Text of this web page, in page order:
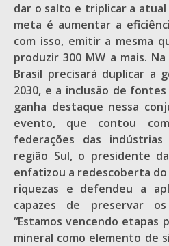
dar o salto e triplicar a atual
meta é aumentar a
com isso, emitir a mesma
produzir 300 MW a mais.
Brasil precisará duplicar a
2030, e a inclusão de
ganha destaque nessa
evento, que contou
federações das
região Sul, o presidente
enfatizou a redescoberta
riquezas e defendeu a
capazes de preservar
“Estamos vencendo etapas
mineral como elemento de